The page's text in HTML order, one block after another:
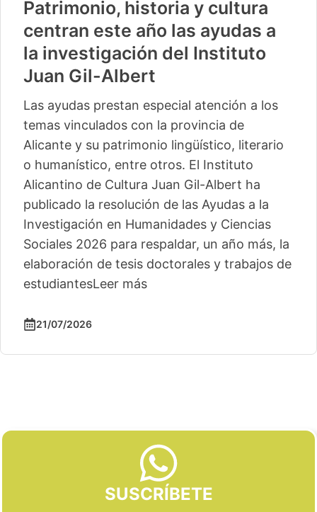
Patrimonio, historia y cultura
centran este año las ayudas a
la investigación del Instituto
Juan Gil-Albert
Las ayudas prestan especial atención a los
temas vinculados con la provincia de
Alicante y su patrimonio lingüístico, literario
o humanístico, entre otros. El Instituto
Alicantino de Cultura Juan Gil-Albert ha
publicado la resolución de las Ayudas a la
Investigación en Humanidades y Ciencias
Sociales 2026 para respaldar, un año más, la
elaboración de tesis doctorales y trabajos de
estudiantesLeer más
21/07/2026
SUSCRÍBETE